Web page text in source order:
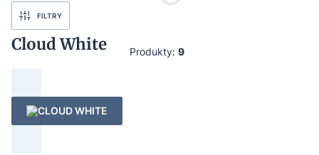
FILTRY
Cloud White Produkty: 9
CLOUD WHITE